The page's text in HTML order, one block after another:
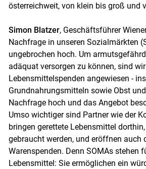
österreichweit, von klein bis groß und
Simon Blatzer, Geschäftsführer
Nachfrage in unseren Sozialmärkten
ungebrochen hoch. Um
adäquat versorgen zu können, sind
Lebensmittelspenden angewiesen -
Grundnahrungsmitteln sowie Obst
Nachfrage hoch und das Angebot
Umso wichtiger sind Partner wie der
bringen gerettete Lebensmittel
gebraucht werden, und eröffnen auch
Warenspenden. Denn SOMAs stehen
Lebensmittel: Sie ermöglichen ein